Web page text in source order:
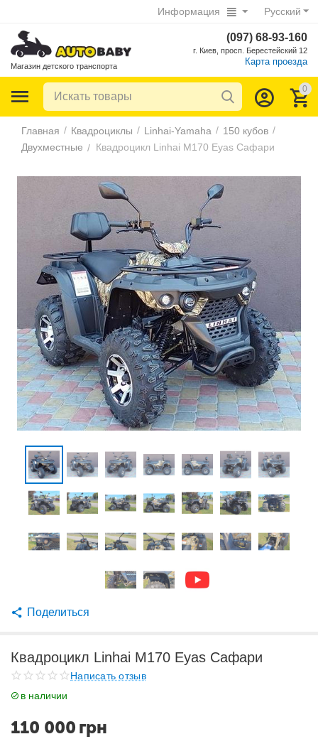
Русский
Информация
Магазин детского транспорта
(097) 68-93-160
г. Киев, просп. Берестейский 12
Карта проезда
0
Главная / Квадроциклы / Linhai-Yamaha / 150 кубов /
Двухместные / Квадроцикл Linhai M170 Eyas Сафари
Поделиться
Квадроцикл Linhai M170 Eyas Сафари
Написать отзыв
в наличии
110 000 грн